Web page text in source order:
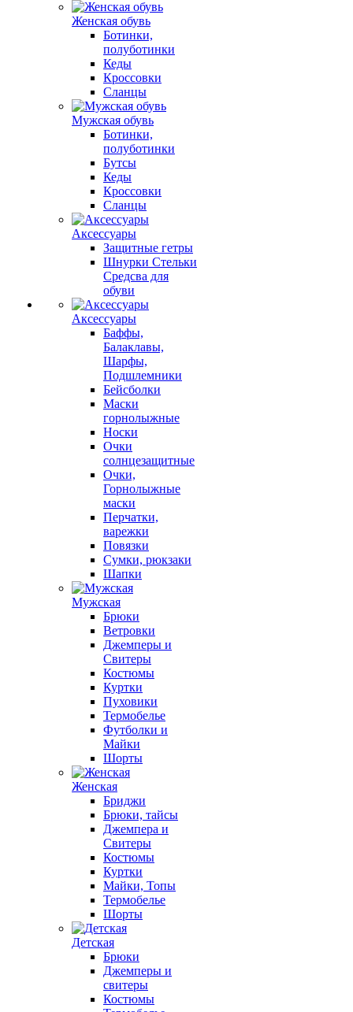
Женская обувь
Ботинки,
полуботинки
Кеды
Кроссовки
Сланцы
Мужская обувь
Ботинки,
полуботинки
Бутсы
Кеды
Кроссовки
Сланцы
Аксессуары
Защитные гетры
Шнурки Стельки
Средсва для
обуви
Аксессуары
Баффы,
Балаклавы,
Шарфы,
Подшлемники
Бейсболки
Маски
горнолыжные
Носки
Очки
солнцезащитные
Очки,
Горнолыжные
маски
Перчатки,
варежки
Повязки
Сумки, рюкзаки
Шапки
Мужская
Брюки
Ветровки
Джемперы и
Свитеры
Костюмы
Куртки
Пуховики
Термобелье
Футболки и
Майки
Шорты
Женская
Бриджи
Брюки, тайсы
Джемпера и
Свитеры
Костюмы
Куртки
Майки, Топы
Термобелье
Шорты
Детская
Брюки
Джемперы и
свитеры
Костюмы